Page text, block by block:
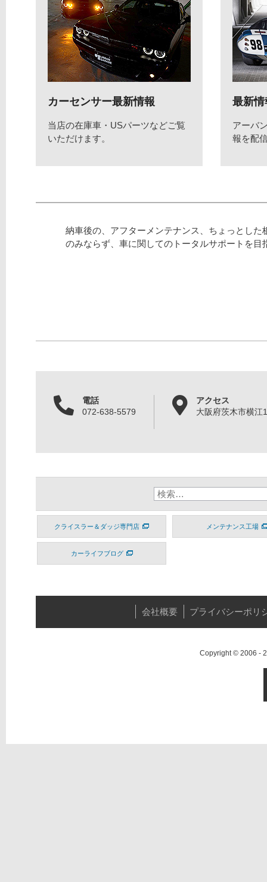
カーセンサー最新情報
当店の在庫車・USパーツなどご覧
いただけます。
最新情
アーバ
報を配
納車後の、アフターメンテナンス、ちょっとした
のみならず、車に関してのトータルサポートを目
電話
072-638-5579
アクセス
大阪府茨木市横江
クライスラー＆ダッジ専門店 メンテナンス工場
カーライフブログ
会社概要 プライバシーポリ
Copyright © 2006 -